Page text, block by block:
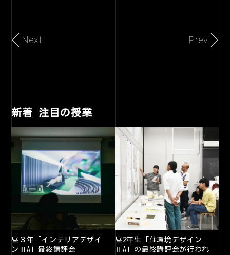
Next Prev
新着 注目の授業
昼３年「インテリアデザイ
ンⅢA」最終講評会
昼2年生「住環境デザイン
ⅡA」の最終講評会が行われ